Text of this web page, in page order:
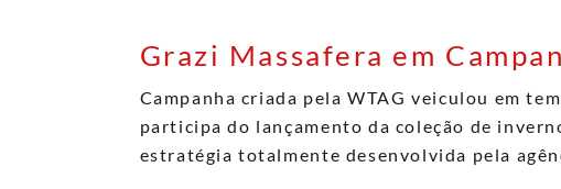
Grazi Massafera em
Campanha criada pela WTAG veiculou em
participa do lançamento da coleção de
estratégia totalmente desenvolvida pela